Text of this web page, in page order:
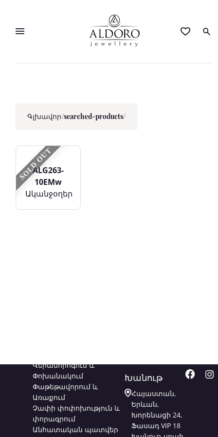
Գլխավոր/searched-products/
SOLD OUT
ALG263-
10EMw
Ականջօղեր
Վերանորոգում և
Փոխանակում
Փաթեթավորում և
Առաքում
Չափի փոփոխություն և
փորագրում
Անհատական պատվեր
Խանութ
Հայաստան,
Երևան,
Խորենացի 24,
Ֆասադ VIP 18